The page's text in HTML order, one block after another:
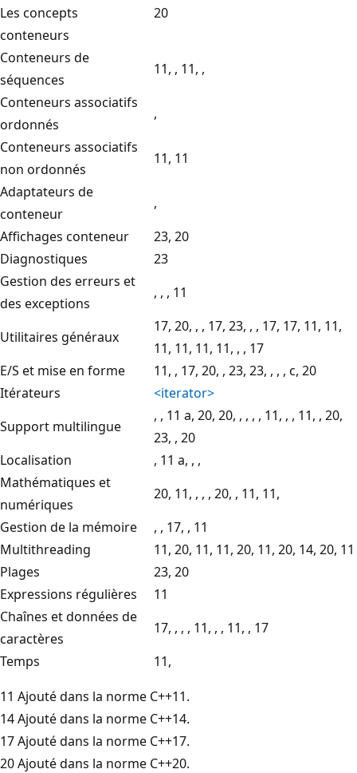
Les concepts
20
conteneurs
Conteneurs de
séquences
11, , 11, ,
Conteneurs associatifs
ordonnés
,
Conteneurs associatifs
non ordonnés
11, 11
Adaptateurs de
conteneur
,
Affichages conteneur
23, 20
Diagnostiques
23
Gestion des erreurs et
des exceptions
, , , 11
Utilitaires généraux
17, 20, , , 17, 23, , , 17, 17, 11, 11,
11, 11, 11, 11, , , 17
E/S et mise en forme
11, , 17, 20, , 23, 23, , , , c, 20
Itérateurs
<iterator>
Support multilingue
, , 11 a, 20, 20, , , , , 11, , , 11, , 20,
23, , 20
Localisation
, 11 a, , ,
Mathématiques et
numériques
20, 11, , , , 20, , 11, 11,
Gestion de la mémoire
, , 17, , 11
Multithreading
11, 20, 11, 11, 20, 11, 20, 14, 20, 11
Plages
23, 20
Expressions régulières
11
Chaînes et données de
caractères
17, , , , 11, , , 11, , 17
Temps
11,
11 Ajouté dans la norme C++11.
14 Ajouté dans la norme C++14.
17 Ajouté dans la norme C++17.
20 Ajouté dans la norme C++20.